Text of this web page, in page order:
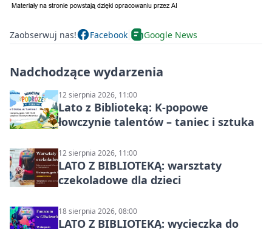
Zaobserwuj nas! Facebook Google News
Nadchodzące wydarzenia
12 sierpnia 2026, 11:00
Lato z Biblioteką: K-popowe
łowczynie talentów – taniec i sztuka
12 sierpnia 2026, 11:00
LATO Z BIBLIOTEKĄ: warsztaty
czekoladowe dla dzieci
18 sierpnia 2026, 08:00
LATO Z BIBLIOTEKĄ: wycieczka do